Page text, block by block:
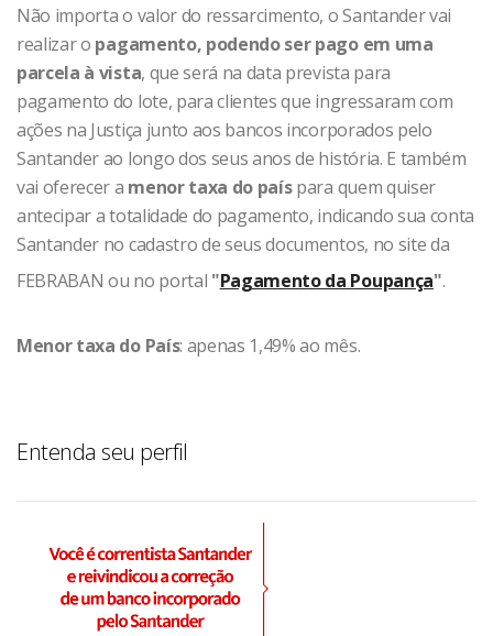
Não importa o valor do ressarcimento, o Santander vai
realizar o pagamento, podendo ser pago em uma
parcela à vista, que será na data prevista para
pagamento do lote, para clientes que ingressaram com
ações na Justiça junto aos bancos incorporados pelo
Santander ao longo dos seus anos de história. E também
vai oferecer a menor taxa do paíspara quem quiser
antecipar a totalidade do pagamento, indicando sua conta
Santander no cadastro de seus documentos, no site da
FEBRABAN ou no portal "Pagamento da Poupança".
Menor taxa do País: apenas 1,49% ao mês.
Entenda seu perfil